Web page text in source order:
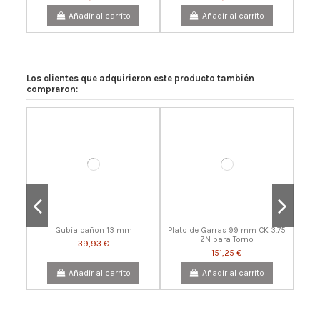
Añadir al carrito
Añadir al carrito
Portabrocas de llave 1-16mm
cono Morse 2
Raspador curvo de 25mm
26,62 €
13 mm Gubia perfilar
26,62 €
Mordaza SN2 - JS70N
47,19 €
Punto centrante Drive Center
20,57 €
Raspador 13mm punta
redondeada
Los clientes que adquirieron este producto también
compraron:
Gubia cañon 13 mm
39,93 €
Añadir al carrito
Plato de Garras 99 mm CK 3.75
ZN para Torno
151,25 €
Añadir al carrito